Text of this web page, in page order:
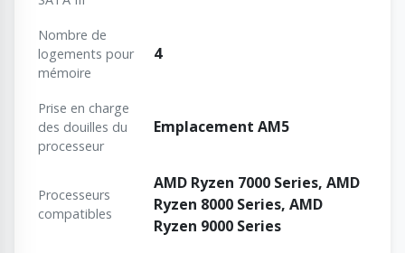
Nombre de
logements pour
mémoire
4
Prise en charge
des douilles du
processeur
Emplacement AM5
Processeurs
compatibles
AMD Ryzen 7000 Series, AMD
Ryzen 8000 Series, AMD
Ryzen 9000 Series